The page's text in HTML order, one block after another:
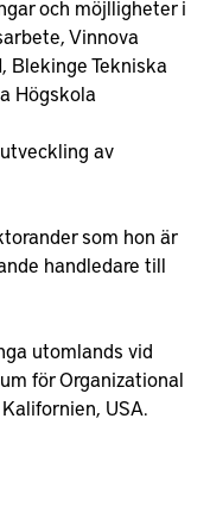
och möjlligheter i
Vinnova
Tekniska
Högskola
av
som hon är
handledare till
utomlands vid
för Organizational
USA.